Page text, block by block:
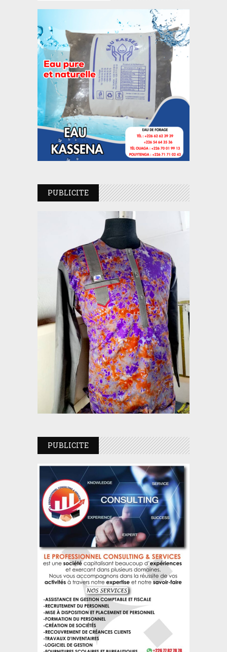
PUBLICITE
PUBLICITE